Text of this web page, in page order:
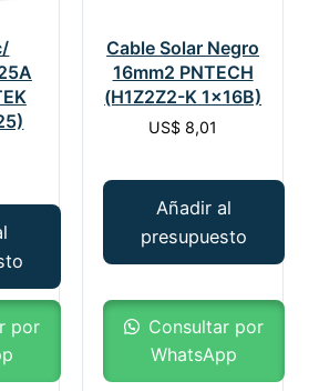
por
Cable Solar Negro
16mm2 PNTECH
(H1Z2Z2-K 1x16B)
US$ 8,01
Añadir al
presupuesto
Consultar por
WhatsApp